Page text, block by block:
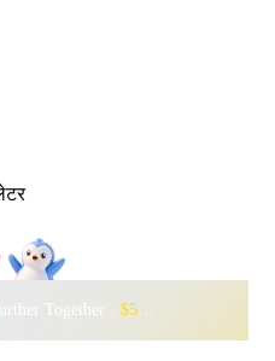
Together · $500,000